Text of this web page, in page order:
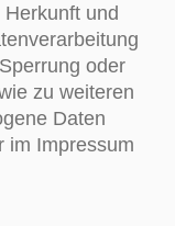
und
oder
zu weiteren
Daten
im Impressum